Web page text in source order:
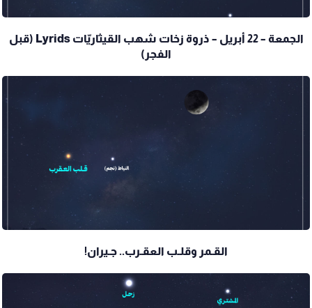
الجمعة – 22 أبريل – ذروة زخات شهب القيثاريّات Lyrids (قبل
الفجر)
القـمر وقلـب العقـرب.. جـيران!